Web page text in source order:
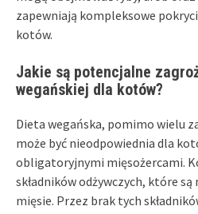
zapewniają kompleksowe
kotów.
Jakie są potencjalne
wegańskiej dla kotów?
Dieta wegańska, pomimo wielu
może być nieodpowiednia dla
obligatoryjnymi mięsożercami.
składników odżywczych, które
mięsie. Przez brak tych